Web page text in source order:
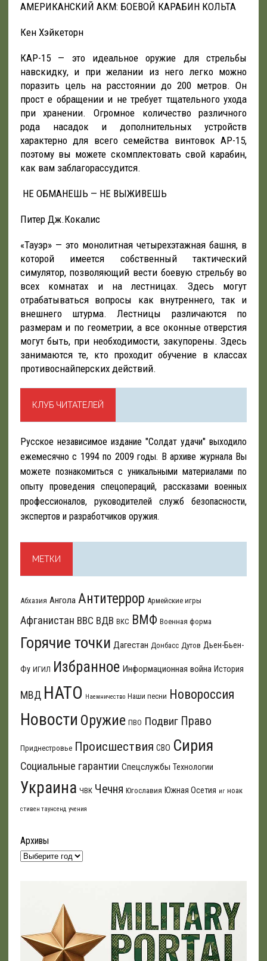
АМЕРИКАНСКИЙ АКМ: БОЕВОЙ КАРАБИН КОЛЬТА
Кен Хэйкеторн
КАР-15 — это идеальное оружие для стрельбы
навскидку, и при желании из него легко можно
поразить цель на расстоянии до 200 метров. Он
прост е обращении и не требует тщательного ухода
при хранении. Огромное количество различного
рода насадок и дополнительных устройств
характерно для всего семейства винтовок АР-15,
поэтому вы можете скомплектовать свой карабин,
как вам заблагорассудится.
НЕ ОБМАНЕШЬ — НЕ ВЫЖИВЕШЬ
Питер Дж.Кокалис
«Тауэр» — это монолитная четырехэтажная башня, в
которой имеется собственный тактический
симулятор, позволяющий вести боевую стрельбу во
всех комнатах и на лестницах. Здесь могут
отрабатываться вопросы как внутреннего, так и
внешнего штурма. Лестницы различаются по
размерам и по геометрии, а все оконные отверстия
могут быть, при необходимости, закупорены. Здесь
занимаются те, кто проходит обучение в классах
противоснайперских действий.
КЛУБ ЧИТАТЕЛЕЙ
Русское независимое издание "Солдат удачи" выходило
ежемесячно с 1994 по 2009 годы. В архиве журнала Вы
можете познакомиться с уникальными материалами по
опыту проведения спецопераций, рассказами военных
профессионалов, руководителей служб безопасности,
экспертов и разработчиков оружия.
МЕТКИ
Абхазия Ангола Антитеррор Армейские игры
Афганистан ВВС ВДВ ВКС ВМФ Военная форма
Горячие точки Дагестан Донбасс Дутов Дьен-Бьен-
Фу ИГИЛ Избранное Информационная война История
МВД НАТО Наемничество Наши песни Новороссия
Новости Оружие ПВО Подвиг Право
Приднестровье Происшествия СВО Сирия
Социальные гарантии Спецслужбы Технологии
Украина ЧВК Чечня Югославия Южная Осетия иг ноак
стивен таунсенд учения
Архивы